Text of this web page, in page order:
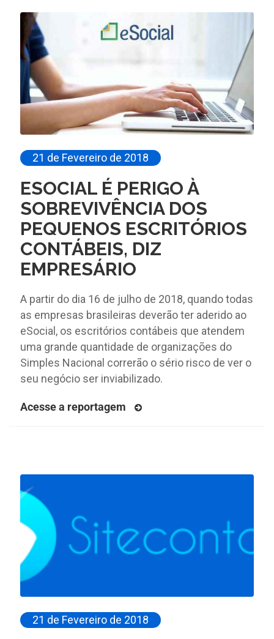
21 de Fevereiro de 2018
ESOCIAL É PERIGO À
SOBREVIVÊNCIA DOS
PEQUENOS ESCRITÓRIOS
CONTÁBEIS, DIZ
EMPRESÁRIO
A partir do dia 16 de julho de 2018, quando todas
as empresas brasileiras deverão ter aderido ao
eSocial, os escritórios contábeis que atendem
uma grande quantidade de organizações do
Simples Nacional correrão o sério risco de ver o
seu negócio ser inviabilizado.
Acesse a reportagem
21 de Fevereiro de 2018